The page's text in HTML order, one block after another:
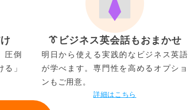
圧倒
」
👔ビジネス英会話もおまかせ
明日から使える実践的なビジネス英語
が学べます。専門性を高めるオプショ
ンもご用意。
詳細はこちら